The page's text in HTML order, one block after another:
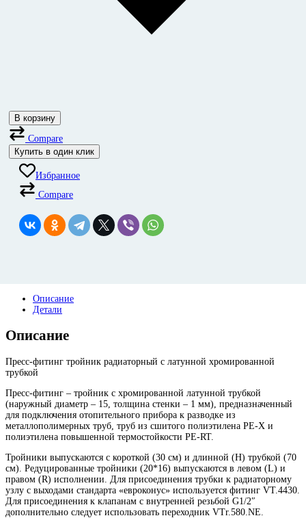
В корзину
Compare
Купить в один клик
Избранное
Compare
Описание
Детали
Описание
Пресс-фитинг тройник радиаторный с латунной хромированной
трубкой
Пресс-фитинг – тройник с хромированной латунной трубкой
(наружный диаметр – 15, толщина стенки – 1 мм), предназначенный
для подключения отопительного прибора к разводке из
металлополимерных труб, труб из сшитого полиэтилена PE-X и
полиэтилена повышенной термостойкости PE-RT.
Тройники выпускаются с короткой (30 см) и длинной (H) трубкой (70
см). Редуцированные тройники (20*16) выпускаются в левом (L) и
правом (R) исполнении. Для присоединения трубки к радиаторному
узлу с выходами стандарта «евроконус» используется фитинг VT.4430.
Для присоединения к клапанам с внутренней резьбой G1/2″
дополнительно следует использовать переходник VTr.580.NE.